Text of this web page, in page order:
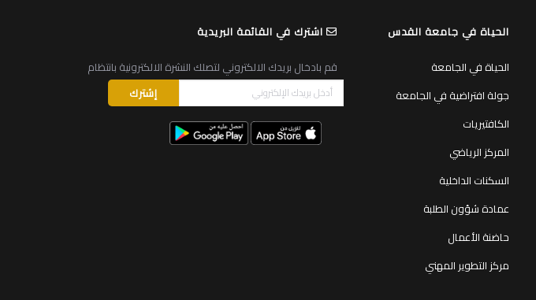
الحياة في جامعة القدس
الحياة في الجامعة
جولة افتراضية في الجامعة
الكافتيريات
المركز الرياضي
السكنات الداخلية
عمادة شؤون الطلبة
حاضنة الأعمال
مركز التطوير المهني
اشترك في القائمة البريدية
قم بادخال بريدك الالكتروني لتصلك النشرة الالكترونية بانتظام